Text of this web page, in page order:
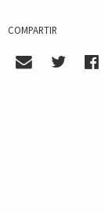
COMPARTIR